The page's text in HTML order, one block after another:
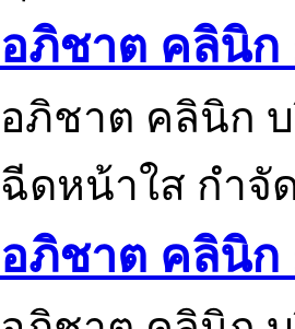
อภิชาต คลินิก
อภิชาต คลินิก
ฉีดหน้าใส กำจั
อภิชาต คลินิก